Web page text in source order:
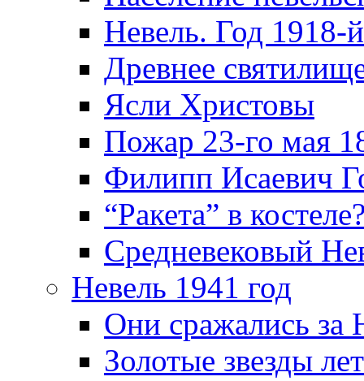
Невель. Год 1918-
Древнее
Ясли Христовы
Пожар 23-го мая
Филипп Исаевич
“Ракета” в
Средневековый
Невель 1941 год
Они сражались за
Золотые звезды